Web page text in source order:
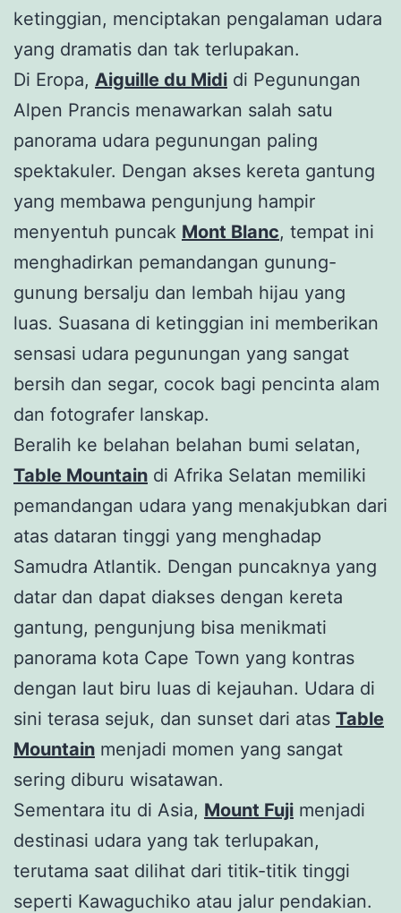
ketinggian, menciptakan pengalaman udara
yang dramatis dan tak terlupakan.
Di Eropa, Aiguille du Midi di Pegunungan
Alpen Prancis menawarkan salah satu
panorama udara pegunungan paling
spektakuler. Dengan akses kereta gantung
yang membawa pengunjung hampir
menyentuh puncak Mont Blanc, tempat ini
menghadirkan pemandangan gunung-
gunung bersalju dan lembah hijau yang
luas. Suasana di ketinggian ini memberikan
sensasi udara pegunungan yang sangat
bersih dan segar, cocok bagi pencinta alam
dan fotografer lanskap.
Beralih ke belahan belahan bumi selatan,
Table Mountain di Afrika Selatan memiliki
pemandangan udara yang menakjubkan dari
atas dataran tinggi yang menghadap
Samudra Atlantik. Dengan puncaknya yang
datar dan dapat diakses dengan kereta
gantung, pengunjung bisa menikmati
panorama kota Cape Town yang kontras
dengan laut biru luas di kejauhan. Udara di
sini terasa sejuk, dan sunset dari atas Table
Mountain menjadi momen yang sangat
sering diburu wisatawan.
Sementara itu di Asia, Mount Fuji menjadi
destinasi udara yang tak terlupakan,
terutama saat dilihat dari titik-titik tinggi
seperti Kawaguchiko atau jalur pendakian.